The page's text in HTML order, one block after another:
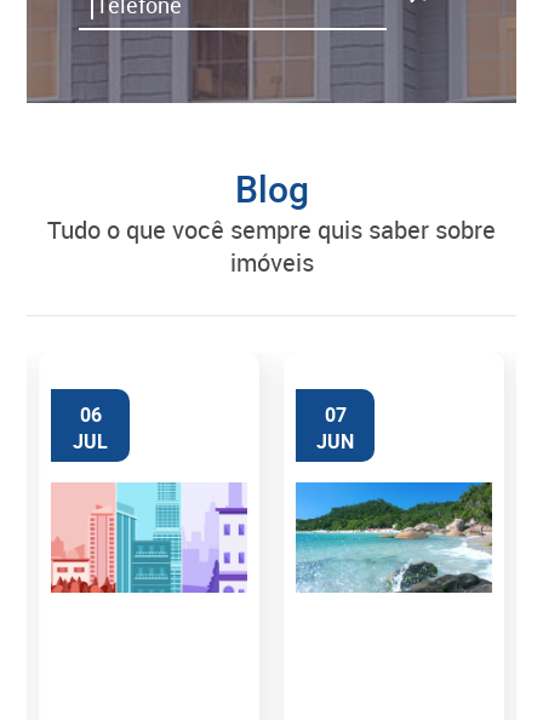
Blog
tudo o que você sempre quis saber sobre
imóveis
06
JUL
07
JUN